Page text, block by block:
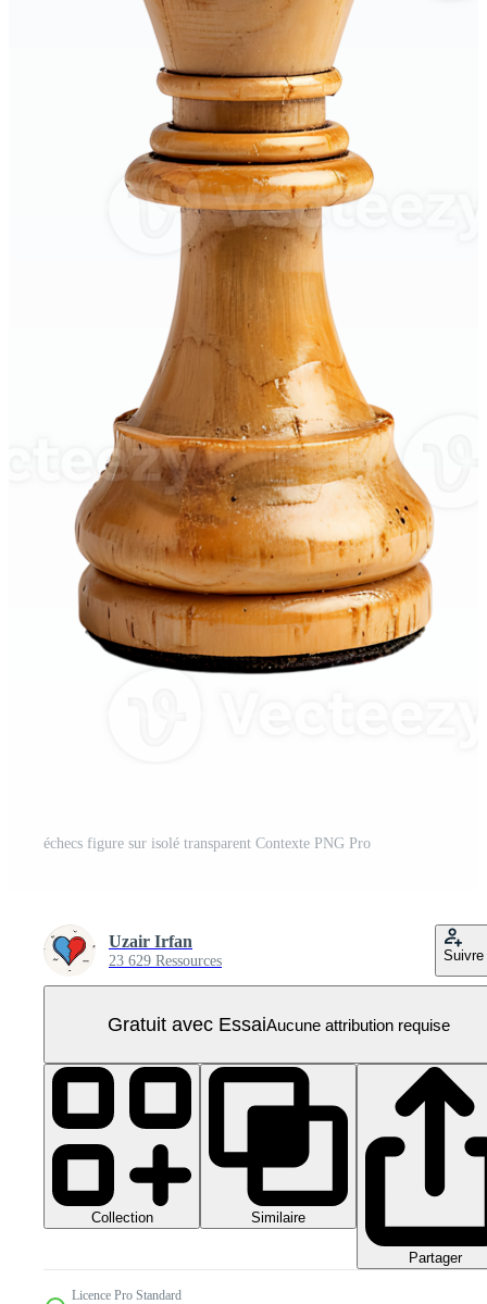
échecs figure sur isolé transparent Contexte PNG Pro
Uzair Irfan
23 629 Ressources Suivre
Gratuit avec EssaiAucune attribution requise
Collection Similaire
Partager
Licence Pro Standard